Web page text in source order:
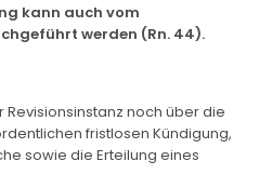
kann auch vom
werden (Rn. 44).
Revisionsinstanz noch über die
fristlosen Kündigung,
sowie die Erteilung eines